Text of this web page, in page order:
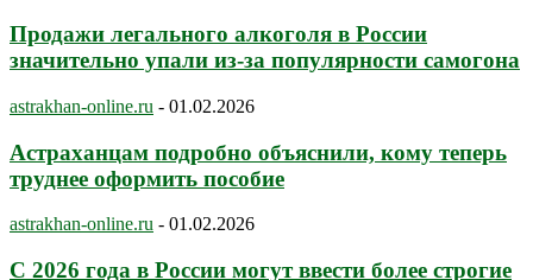
Продажи легального алкоголя в России
значительно упали из-за популярности самогона
astrakhan-online.ru - 01.02.2026
Астраханцам подробно объяснили, кому теперь
труднее оформить пособие
astrakhan-online.ru - 01.02.2026
С 2026 года в России могут ввести более строгие